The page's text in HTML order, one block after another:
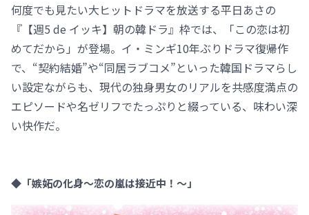
何度でも見たい大ヒットドラマを放送する平日あさの
『【週5 de イッキ】朝の韓ドラ』枠では、「この恋は初
めてだから」が登場。イ・ミンギ10年ぶりドラマ復帰作
で、“契約結婚”や“同居ラブコメ”といった韓国ドラマらし
い設定ながらも、現代の独身男女のリアルを共感度満点の
エピソードや名ゼリフでたっぷりと綴っている、味わい深
い快作だ。
◆「嫉妬の化身～恋の嵐は接近中！～」